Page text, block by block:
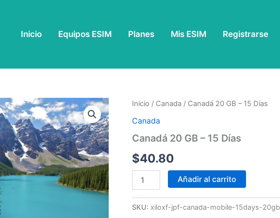
Inicio Equipos ESIM Planes Mis ESIM Registrarse
Inicio / Canada / Canadá 20 GB – 15 Días
Canada
Canadá 20 GB – 15 Días
$40.80
Canadá
GB
15
cantidad
Añadir al carrito
SKU: xiloxf-jpf-canada-mobile-15days-20gb